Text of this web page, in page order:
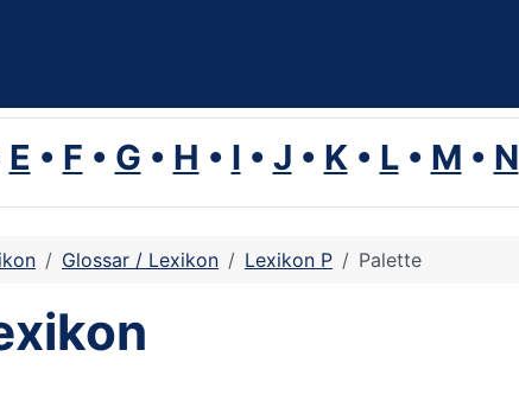
E • F • G • H • I • J • K• L• M • N
Glossar / Lexikon Lexikon P Palette